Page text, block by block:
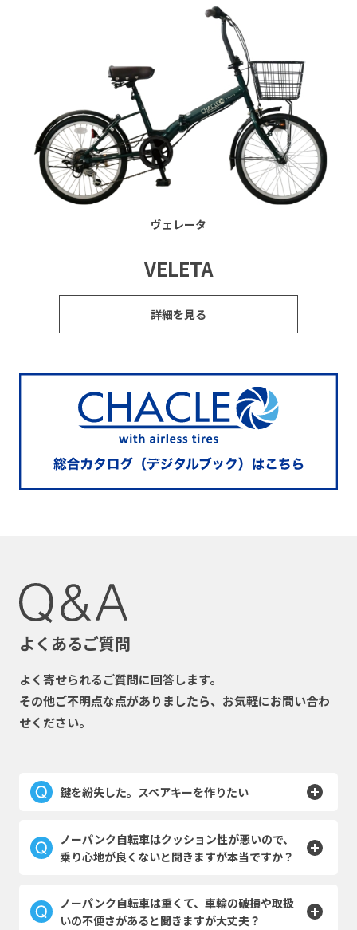
ヴェレータ
VELETA
詳細を見る
よくあるご質問
よく寄せられるご質問に回答します。
その他ご不明点な点がありましたら、お気軽にお問い合わ
せください。
鍵を紛失した。スペアキーを作りたい
鍵メーカーへご連絡をお願いいたします。
株式会社 ゴリンhttps://gorinlock.co.jp/spare-key/
ご注文の際には『カギNo』が必要となります。
カギNo.は、キーに刻印されている３桁または４桁の
ノーパンク自転車はクッション性が悪いので、
乗り心地が良くないと聞きますが本当ですか？
そんなことはありません。CHACLEのエアレスタイヤはク
ッション性に優れた特殊ポリマー素材を使用しており、ゴ
ノーパンク自転車は重くて、車輪の破損や取扱
いの不便さがあると聞きますが大丈夫？